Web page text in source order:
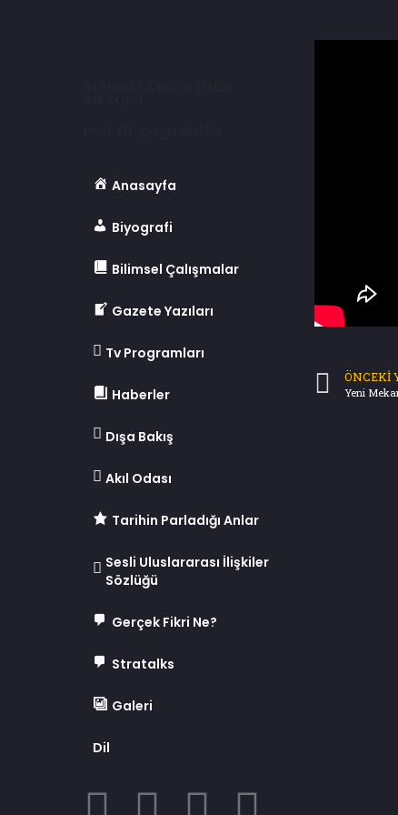
Anasayfa
Biyografi
Bilimsel Çalışmalar
Gazete Yazıları
Tv Programları
Haberler
Dışa Bakış
Akıl Odası
Tarihin Parladığı Anlar
Sesli Uluslararası İlişkiler
Sözlüğü
Gerçek Fikri Ne?
Stratalks
Galeri
Dil
ÖNCEKI
Yeni